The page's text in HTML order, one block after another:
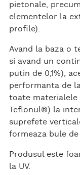
pietonale,
elementelor la
profile).
Avand la baza o
si avand un
putin de 0,1%),
performanta de
toate materialele
Teflonul®) la
suprefete
formeaza bule de
Produsul este
la UV.